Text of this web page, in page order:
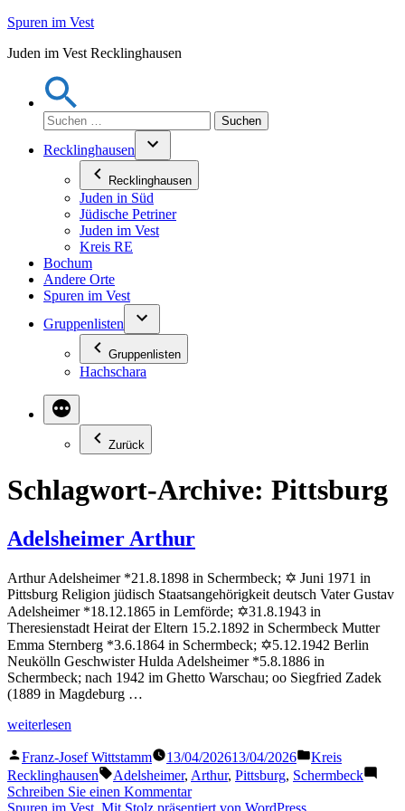
Zum
springen
Spuren im Vest
Juden im Vest Recklinghausen
Suchen
nach:
Recklinghausen
Recklinghausen
Juden in Süd
Jüdische Petriner
Juden im Vest
Kreis RE
Bochum
Andere Orte
Spuren im Vest
Gruppenlisten
Gruppenlisten
Hachschara
Zurück
Schlagwort-Archive: Pittsburg
Adelsheimer Arthur
Arthur Adelsheimer *21.8.1898 in Schermbeck; ✡ Juni 1971 in
Pittsburg Religion jüdisch Staatsangehörigkeit deutsch Vater Gustav
Adelsheimer *18.12.1865 in Lemförde; ✡31.8.1943 in
Theresienstadt Heirat der Eltern 15.2.1892 in Schermbeck Mutter
Emma Sternberg *3.6.1864 in Schermbeck; ✡5.12.1942 Berlin
Neukölln Geschwister Hulda Adelsheimer *5.8.1886 in
Schermbeck; nach 1942 im Ghetto Warschau; oo Siegfried Zadek
(1889 in Magdeburg …
„Adelsheimer
weiterlesen
Veröffentlicht
von
Franz-Josef Wittstamm 13/04/202613/04/2026
Veröffentlicht
in
Kreis
Recklinghausen
Schlagwörter:
Adelsheimer, Arthur, Pittsburg, Schermbeck
Schreiben Sie einen Kommentarzu
Adelsheimer
Spuren im Vest Mit Stolz präsentiert von WordPress.